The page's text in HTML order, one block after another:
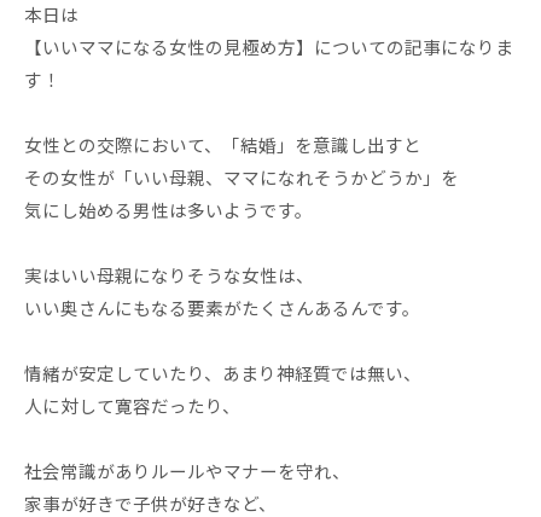
本日は
【いいママになる女性の見極め方】についての記事になりま
す！
女性との交際において、「結婚」を意識し出すと
その女性が「いい母親、ママになれそうかどうか」を
気にし始める男性は多いようです。
実はいい母親になりそうな女性は、
いい奥さんにもなる要素がたくさんあるんです。
情緒が安定していたり、あまり神経質では無い、
人に対して寛容だったり、
社会常識がありルールやマナーを守れ、
家事が好きで子供が好きなど、